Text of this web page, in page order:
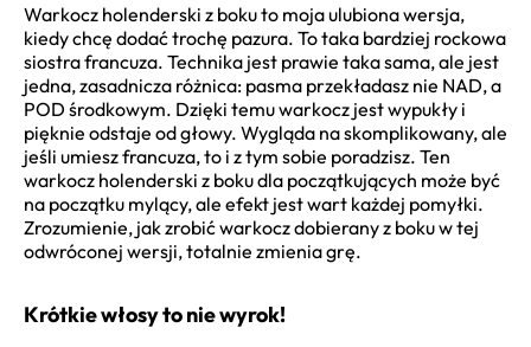
Warkocz holenderski z boku to moja ulubiona wersja,
kiedy chcę dodać trochę pazura. To taka bardziej rockowa
siostra francuza. Technika jest prawie taka sama, ale jest
jedna, zasadnicza różnica: pasma przekładasz nie NAD, a
POD środkowym. Dzięki temu warkocz jest wypukły i
pięknie odstaje od głowy. Wygląda na skomplikowany, ale
jeśli umiesz francuza, to i z tym sobie poradzisz. Ten
warkocz holenderski z boku dla początkujących może być
na początku mylący, ale efekt jest wart każdej pomyłki.
Zrozumienie, jak zrobić warkocz dobierany z boku w tej
odwróconej wersji, totalnie zmienia grę.
Krótkie włosy to nie wyrok!